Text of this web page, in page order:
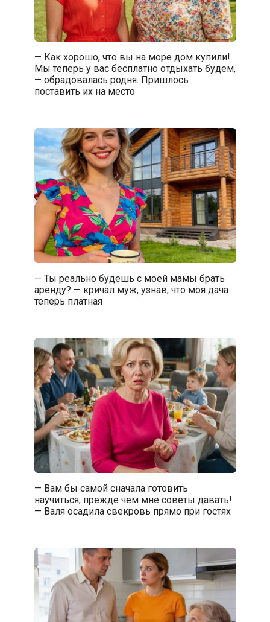
— Как хорошо, что вы на море дом купили!
Мы теперь у вас бесплатно отдыхать будем,
— обрадовалась родня. Пришлось
поставить их на место
— Ты реально будешь с моей мамы брать
аренду? — кричал муж, узнав, что моя дача
теперь платная
— Вам бы самой сначала готовить
научиться, прежде чем мне советы давать!
— Валя осадила свекровь прямо при гостях